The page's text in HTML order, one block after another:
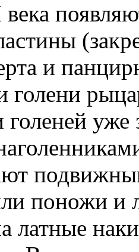
и
голени
голеней
поножи и
латные